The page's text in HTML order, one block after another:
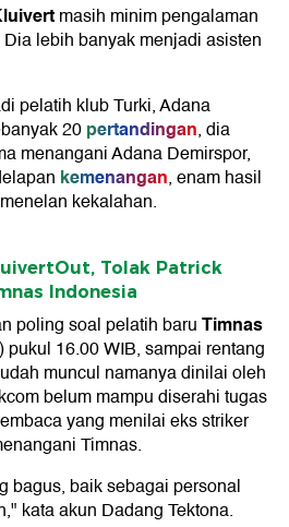
masih minim pengalaman
lebih banyak menjadi asisten
pelatih klub Turki, Adana
20pertandingan, dia
menangani Adana Demirspor,
kemenangan, enam hasil
kekalahan.
Tolak Patrick
Indonesia
poling soal pelatih baruTimnas
pukul 16.00 WIB, sampai rentang
muncul namanya dinilai oleh
belum mampu diserahi tugas
yang menilai eks striker
Timnas.
bagus, baik sebagai personal
kata akun Dadang Tektona.